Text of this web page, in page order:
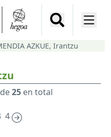
AZKUE, Irantzu
25en total
4